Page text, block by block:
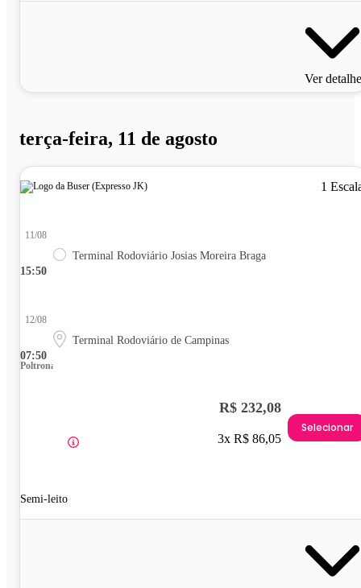
Ver
terça-feira, 11 de agosto
1
15:50
11/08
Terminal Rodoviário Josias Moreira Braga
07:50
12/08
Terminal Rodoviário de Campinas
Poltrona
Semi-leito
R$ 232,08
3x R$ 86,05
Selecionar